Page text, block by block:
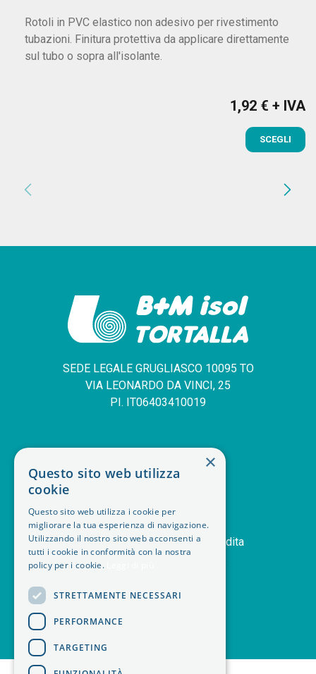
Rotoli in PVC elastico non adesivo per rivestimento
tubazioni. Finitura protettiva da applicare direttamente
sul tubo o sopra all'isolante.
Prezzo
1,92 € + IVA
SCEGLI
chevron_left chevron_right
SEDE LEGALE GRUGLIASCO 10095 TO
VIA LEONARDO DA VINCI, 25
PI. IT06403410019
deskphone +39 011 408 14 28
orders Storico ordini
handshake Termini e condizioni di vendita
delivery_truck_speed
×
Questo sito web utilizza
cookie
Questo sito web utilizza i cookie per
migliorare la tua esperienza di navigazione.
Utilizzando il nostro sito web acconsenti a
tutti i cookie in conformità con la nostra
policy per i cookie.
STRETTAMENTE NECESSARI
PERFORMANCE
TARGETING